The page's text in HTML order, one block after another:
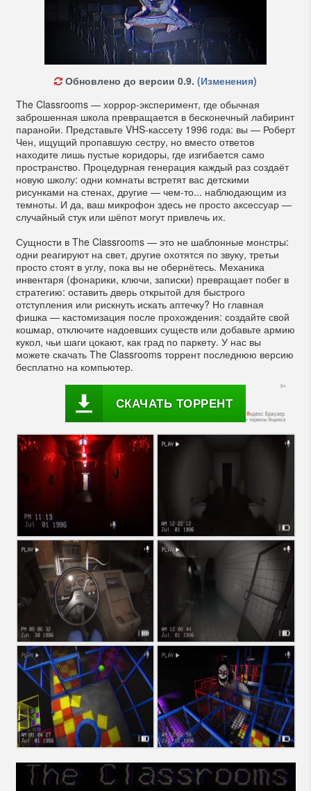
Обновлено до версии 0.9. (Изменения)
The Classrooms — хоррор-эксперимент, где обычная
заброшенная школа превращается в бесконечный лабиринт
паранойи. Представьте VHS-кассету 1996 года: вы — Роберт
Чен, ищущий пропавшую сестру, но вместо ответов
находите лишь пустые коридоры, где изгибается само
пространство. Процедурная генерация каждый раз создаёт
новую школу: одни комнаты встретят вас детскими
рисунками на стенах, другие — чем-то... наблюдающим из
темноты. И да, ваш микрофон здесь не просто аксессуар —
случайный стук или шёпот могут привлечь их.
Сущности в The Classrooms — это не шаблонные монстры:
одни реагируют на свет, другие охотятся по звуку, третьи
просто стоят в углу, пока вы не обернётесь. Механика
инвентаря (фонарики, ключи, записки) превращает побег в
стратегию: оставить дверь открытой для быстрого
отступления или рискнуть искать аптечку? Но главная
фишка — кастомизация после прохождения: создайте свой
кошмар, отключите надоевших существ или добавьте армию
кукол, чьи шаги цокают, как град по паркету. У нас вы
можете скачать The Classrooms торрент последнюю версию
бесплатно на компьютер.
СКАЧАТЬ ТОРРЕНТ